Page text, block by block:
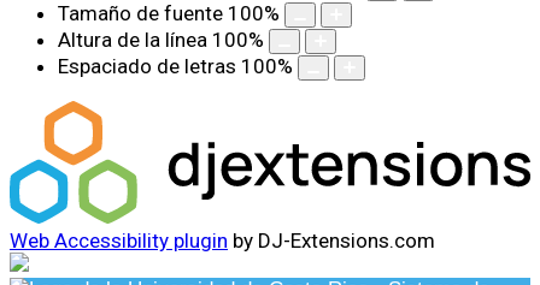
Tamaño de fuente 100%
Altura de la línea 100%
Espaciado de letras 100%
Web Accessibility plugin by DJ-Extensions.com